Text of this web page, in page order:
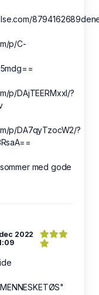
p/C-
p/DAjTEERMxxI/?
p/DA7qyTzocW2/?
med gode
2022